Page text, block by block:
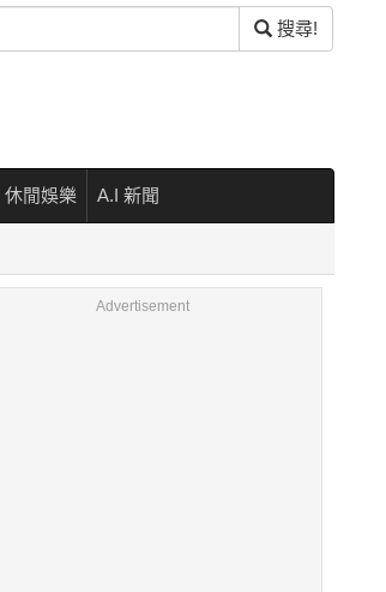
搜尋!
休閒娛樂 A.I 新聞
Advertisement